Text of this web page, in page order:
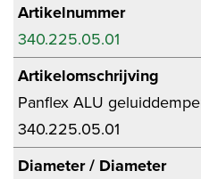
Artikelnummer
340.225.05.01
Artikelomschrijving
Panflex ALU
340.225.05.01
Diameter / Diameter